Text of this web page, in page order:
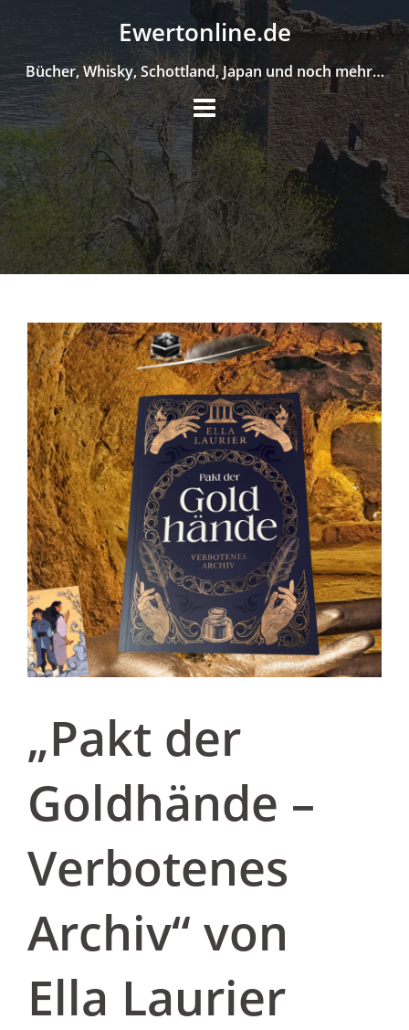
to
Ewertonline.de
Bücher, Whisky, Schottland, Japan und noch mehr…
„Pakt der
Goldhände –
Verbotenes
Archiv“ von
Ella Laurier